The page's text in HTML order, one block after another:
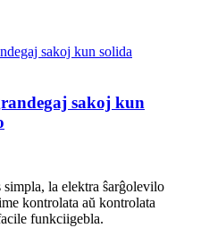
sakoj kun
simpla, la elektra ŝarĝolevilo
kontrolata aŭ kontrolata
funkciigebla.